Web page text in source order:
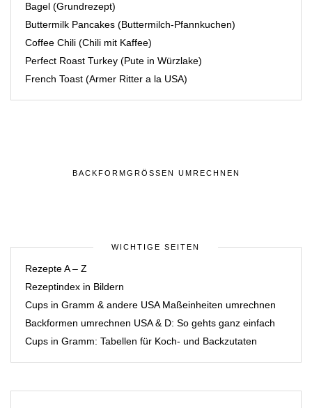
Bagel (Grundrezept)
Buttermilk Pancakes (Buttermilch-Pfannkuchen)
Coffee Chili (Chili mit Kaffee)
Perfect Roast Turkey (Pute in Würzlake)
French Toast (Armer Ritter a la USA)
BACKFORMGRÖSSEN UMRECHNEN
WICHTIGE SEITEN
Rezepte A – Z
Rezeptindex in Bildern
Cups in Gramm & andere USA Maßeinheiten umrechnen
Backformen umrechnen USA & D: So gehts ganz einfach
Cups in Gramm: Tabellen für Koch- und Backzutaten